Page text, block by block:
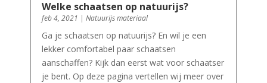
Welke schaatsen op natuurijs?
feb 4, 2021 | Natuurijs materiaal
Ga je schaatsen op natuurijs? En wil je een
lekker comfortabel paar schaatsen
aanschaffen? Kijk dan eerst wat voor schaatser
je bent. Op deze pagina vertellen wij meer over